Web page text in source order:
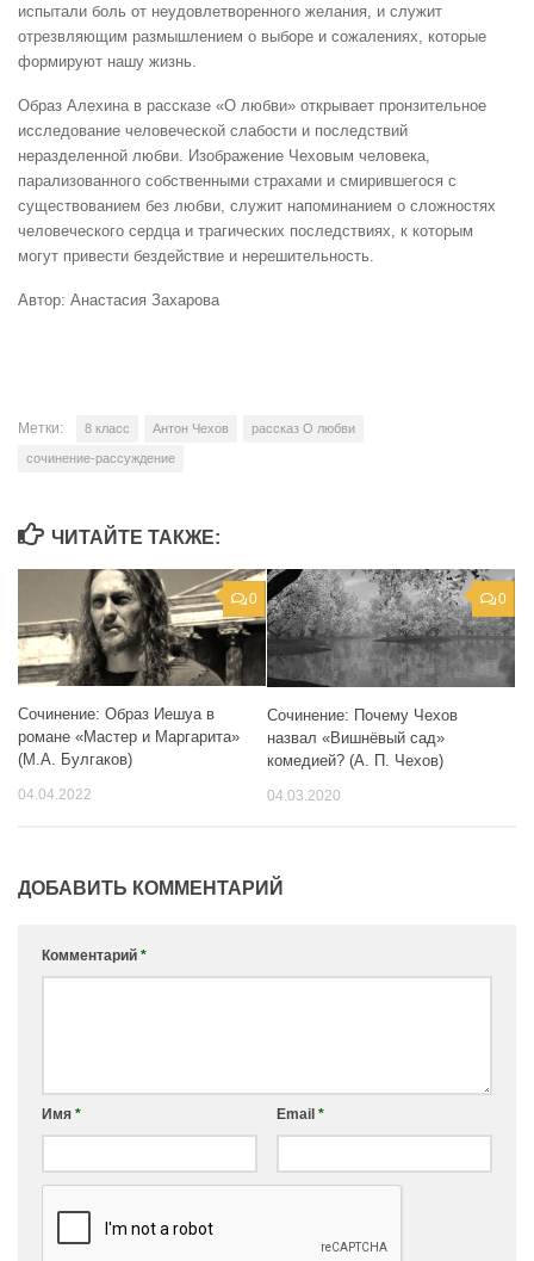
испытали боль от неудовлетворенного желания, и служит
отрезвляющим размышлением о выборе и сожалениях, которые
формируют нашу жизнь.
Образ Алехина в рассказе «О любви» открывает пронзительное
исследование человеческой слабости и последствий
неразделенной любви. Изображение Чеховым человека,
парализованного собственными страхами и смирившегося с
существованием без любви, служит напоминанием о сложностях
человеческого сердца и трагических последствиях, к которым
могут привести бездействие и нерешительность.
Автор: Анастасия Захарова
Метки: 8 класс Антон Чехов рассказ О любви
сочинение-рассуждение
ЧИТАЙТЕ ТАКЖЕ:
0
Сочинение: Образ Иешуа в
романе «Мастер и Маргарита»
(М.А. Булгаков)
04.04.2022
0
Сочинение: Почему Чехов
назвал «Вишнёвый сад»
комедией? (А. П. Чехов)
04.03.2020
ДОБАВИТЬ КОММЕНТАРИЙ
Комментарий *
Имя * Email *